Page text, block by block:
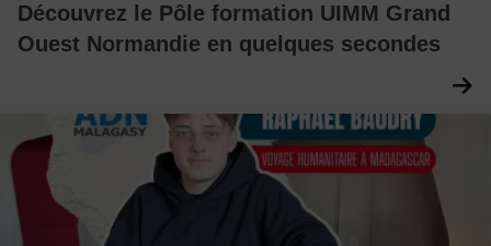
Découvrez le Pôle formation UIMM Grand
Ouest Normandie en quelques secondes